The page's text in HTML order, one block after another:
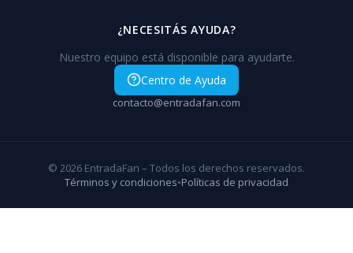
¿NECESITÁS AYUDA?
Nuestro equipo está disponible para ayudarte.
Centro de Ayuda
contacto@entradafan.com
© 2026 EntradaFan – Todos los derechos reservados.
Términos y condiciones•Políticas de privacidad